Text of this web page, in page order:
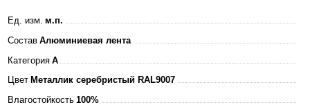
Ед. изм. м.п.
Состав Алюминиевая лента
Категория A
Цвет Металлик серебристый RAL9007
Влагостойкость 100%